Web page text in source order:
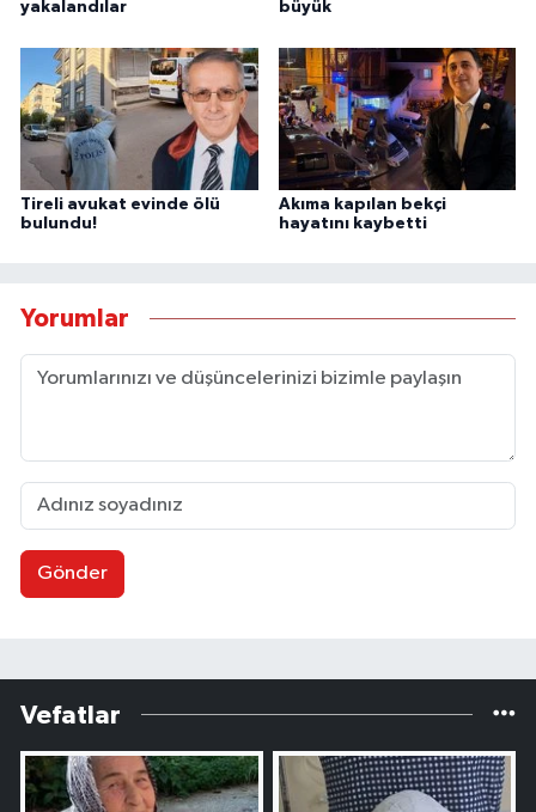
yakalandılar büyük
Tireli avukat evinde ölü
bulundu!
Akıma kapılan bekçi
hayatını kaybetti
Yorumlar
Gönder
Vefatlar